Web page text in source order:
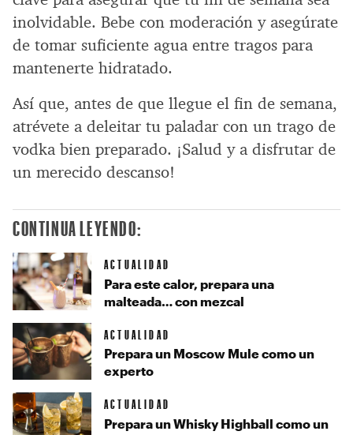
inolvidable. Bebe con moderación y asegúrate
de tomar suficiente agua entre tragos para
mantenerte hidratado.
Así que, antes de que llegue el fin de semana,
atrévete a deleitar tu paladar con un trago de
vodka bien preparado. ¡Salud y a disfrutar de
un merecido descanso!
CONTINUA LEYENDO:
ACTUALIDAD
Para este calor, prepara una
malteada… con mezcal
ACTUALIDAD
Prepara un Moscow Mule como un
experto
ACTUALIDAD
Prepara un Whisky Highball como un